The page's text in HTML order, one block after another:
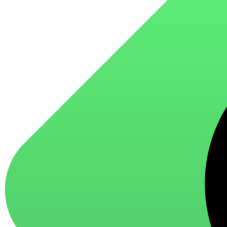
для ароматизации и нейтрализации запахов
для стирки и ухода за тканями
для ковров и текстильных изделий
специализированные чистящие средства
универсальные чистящие средства
дезинфицирующие средства
Автохимия и автокосметика
автоэмали
аэрозольные смазки